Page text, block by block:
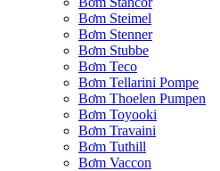
Bơm Steimel
Bơm Stenner
Bơm Stubbe
Bơm Teco
Bơm Tellarini Pompe
Bơm Thoelen Pumpen
Bơm Toyooki
Bơm Travaini
Bơm Tuthill
Bơm Vaccon